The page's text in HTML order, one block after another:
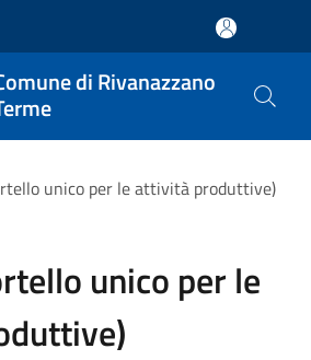
di Rivanazzano
unico per le attività produttive)
unico per le